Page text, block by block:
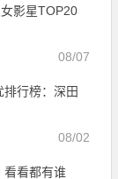
影星TOP20
08/07
行榜：深田
08/02
看看都有谁